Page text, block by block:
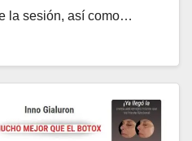
la sesión, así como…